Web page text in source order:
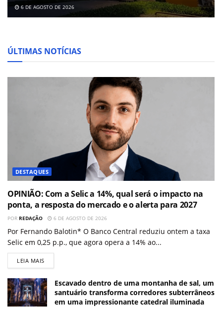
6 DE AGOSTO DE 2026
ÚLTIMAS NOTÍCIAS
DESTAQUES
OPINIÃO: Com a Selic a 14%, qual será o impacto na
ponta, a resposta do mercado e o alerta para 2027
POR REDAÇÃO 6 DE AGOSTO DE 2026
Por Fernando Balotin* O Banco Central reduziu ontem a taxa
Selic em 0,25 p.p., que agora opera a 14% ao...
LEIA MAIS
Escavado dentro de uma montanha de sal, um
santuário transforma corredores subterrâneos
em uma impressionante catedral iluminada